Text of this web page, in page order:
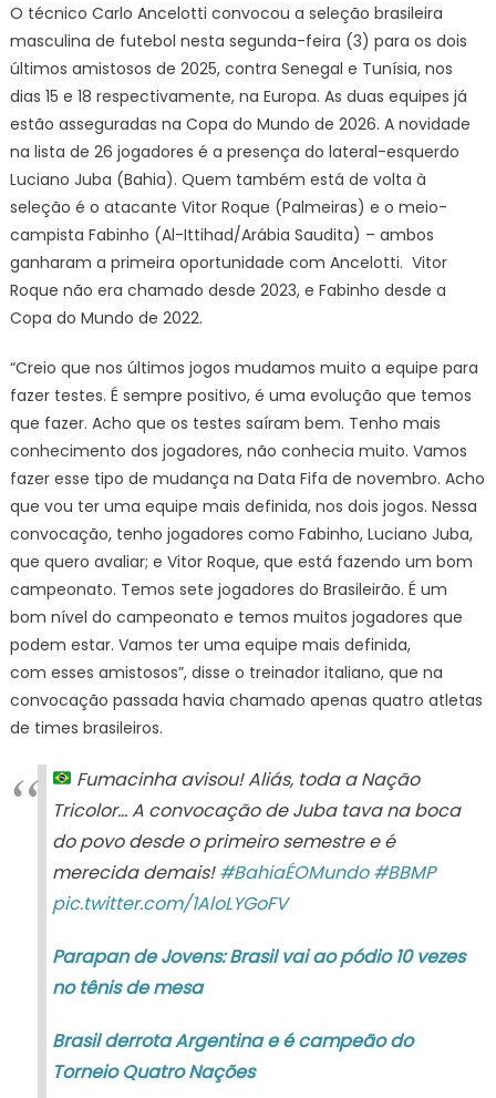
convoca
seleção
para
dois
últimos
amistosos
de
2025
O técnico Carlo Ancelotti convocou a seleção brasileira
masculina de futebol nesta segunda-feira (3) para os dois
últimos amistosos de 2025, contra Senegal e Tunísia, nos
dias 15 e 18 respectivamente, na Europa. As duas equipes já
estão asseguradas na Copa do Mundo de 2026. A novidade
na lista de 26 jogadores é a presença do lateral-esquerdo
Luciano Juba (Bahia). Quem também está de volta à
seleção é o atacante Vitor Roque (Palmeiras) e o meio-
campista Fabinho (Al-Ittihad/Arábia Saudita) – ambos
ganharam a primeira oportunidade com Ancelotti. Vitor
Roque não era chamado desde 2023, e Fabinho desde a
Copa do Mundo de 2022.
“Creio que nos últimos jogos mudamos muito a equipe para
fazer testes. É sempre positivo, é uma evolução que temos
que fazer. Acho que os testes saíram bem. Tenho mais
conhecimento dos jogadores, não conhecia muito. Vamos
fazer esse tipo de mudança na Data Fifa de novembro. Acho
que vou ter uma equipe mais definida, nos dois jogos. Nessa
convocação, tenho jogadores como Fabinho, Luciano Juba,
que quero avaliar; e Vitor Roque, que está fazendo um bom
campeonato. Temos sete jogadores do Brasileirão. É um
bom nível do campeonato e temos muitos jogadores que
podem estar. Vamos ter uma equipe mais definida,
com esses amistosos”, disse o treinador italiano, que na
convocação passada havia chamado apenas quatro atletas
de times brasileiros.
Fumacinha avisou! Aliás, toda a Nação
Tricolor… A convocação de Juba tava na boca
do povo desde o primeiro semestre e é
merecida demais!#BahiaÉOMundo #BBMP
pic.twitter.com/1AloLYGoFV
Parapan de Jovens: Brasil vai ao pódio 10 vezes
no tênis de mesa
Brasil derrota Argentina e é campeão do
Torneio Quatro Nações